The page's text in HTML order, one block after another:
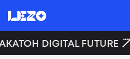
DIGITAL FUTURE